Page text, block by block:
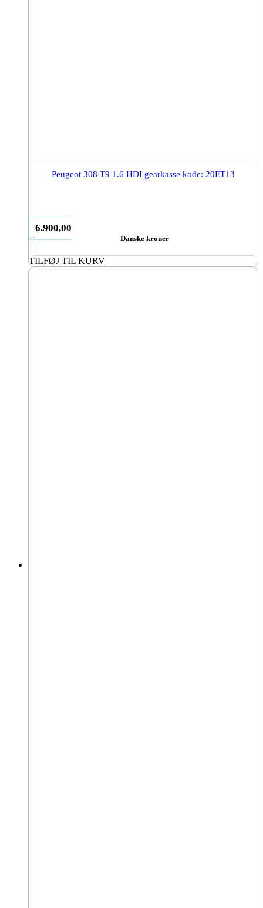
Peugeot 308 T9 1.6 HDI gearkasse kode: 20ET13
6.900,00
Danske kroner
TILFØJ TIL KURV